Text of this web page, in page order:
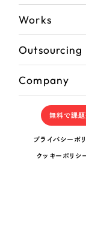
Works
Outsourcing
Company
無料で課
プライバシーポ
クッキーポリシ